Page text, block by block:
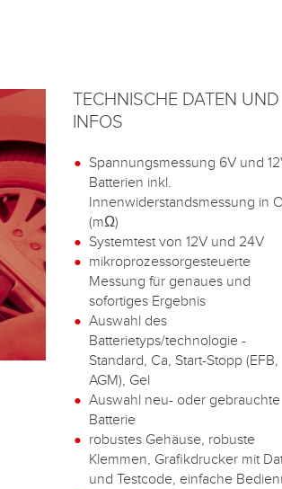
TECHNISCHE DATEN UND
INFOS
Spannungsmessung 6V und
Batterien inkl.
Innenwiderstandsmessung in
(mΩ)
Systemtest von 12V und 24V
mikroprozessorgesteuerte
Messung für genaues und
sofortiges Ergebnis
Auswahl des
Batterietyps/technologie -
Standard, Ca, Start-Stopp (EFB,
AGM), Gel
Auswahl neu- oder gebrauchte
Batterie
robustes Gehäuse, robuste
Klemmen, Grafikdrucker mit
und Testcode, einfache